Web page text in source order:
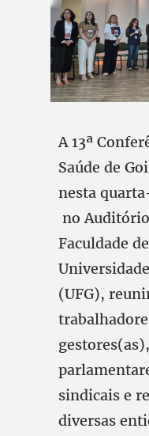
A 13ª
Saúde de
nesta
no
Faculdade
(UFG),
sindicais e
diversas